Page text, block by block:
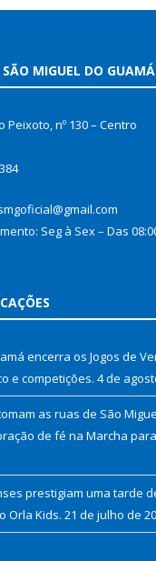
SÃO MIGUEL DO GUAMÁ
Peixoto, nº 130 – Centro
Seg à Sex – Das
encerra os Jogos de
e competições. 4 de
as ruas de São
de fé na Marcha para
prestigiam uma tarde
Orla Kids. 21 de julho de